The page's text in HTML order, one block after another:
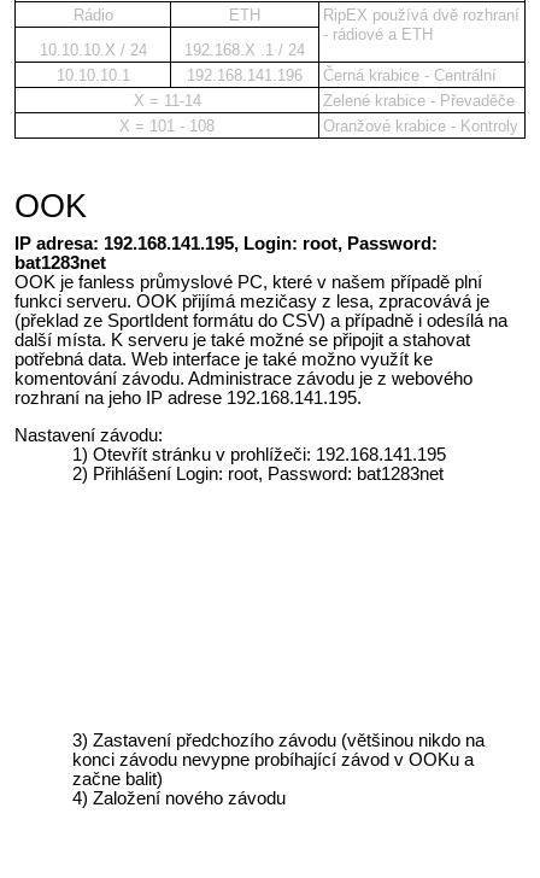
Rádio
ETH
RipEX používá dvě rozhraní
- rádiové a ETH
10.10.10.X / 24
192.168.X .1 / 24
10.10.10.1
192.168.141.196
Černá krabice - Centrální
X = 11-14
Zelené krabice - Převaděče
X = 101 - 108
Oranžové krabice - Kontroly
OOK
IP adresa: 192.168.141.195, Login: root, Password:
bat1283net
OOK je fanless průmyslové PC, které v našem případě plní
funkci serveru. OOK přijímá mezičasy z lesa, zpracovává je
(překlad ze SportIdent formátu do CSV) a případně i odesílá na
další místa. K serveru je také možné se připojit a stahovat
potřebná data. Web interface je také možno využít ke
komentování závodu. Administrace závodu je z webového
rozhraní na jeho IP adrese 192.168.141.195.
Nastavení závodu:
Otevřít stránku v prohlížeči: 192.168.141.195
Přihlášení Login: root, Password: bat1283net
Zastavení předchozího závodu (většinou nikdo na
konci závodu nevypne probíhající závod v OOKu a
začne balit)
Založení nového závodu